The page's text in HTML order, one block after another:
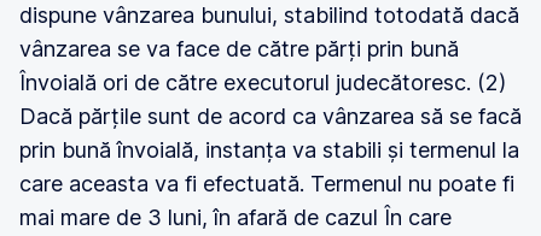
dispune vânzarea bunului, stabilind totodată dacă
vânzarea se va face de către părți prin bună
Învoială ori de către executorul judecătoresc. (2)
Dacă părțile sunt de acord ca vânzarea să se facă
prin bună învoială, instanța va stabili și termenul la
care aceasta va fi efectuată. Termenul nu poate fi
mai mare de 3 luni, în afară de cazul În care